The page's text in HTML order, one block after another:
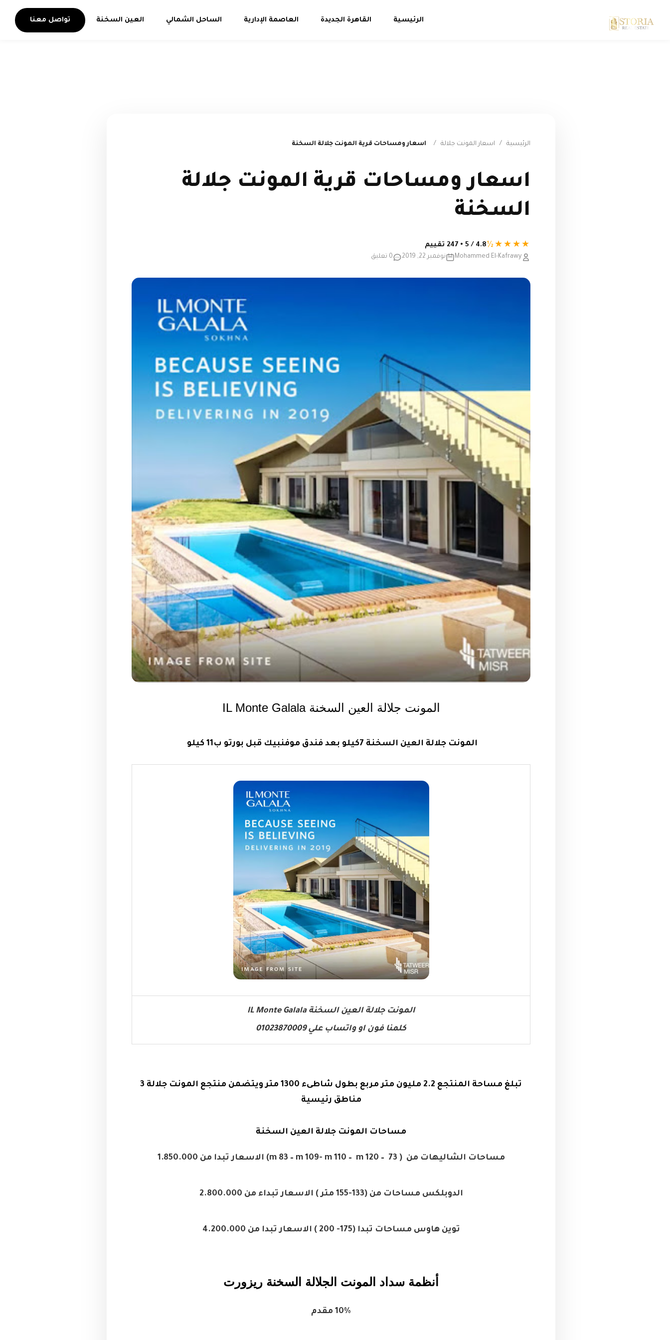
الرئيسية القاهرة الجديدة العاصمة الإدارية الساحل الشمالي العين السخنة تواصل معنا
الرئيسية / اسعار المونت جلالة / اسعار ومساحات قرية المونت جلالة السخنة
اسعار ومساحات قرية المونت جلالة
السخنة
★★★★½4.8 / 5 • 247 تقييم
Mohammed El-Kafrawy نوفمبر 22, 2019 0 تعليق
المونت جلالة العين السخنة IL Monte Galala
المونت جلالة العين السخنة 7كيلو بعد فندق موفنبيك قبل بورتو ب11 كيلو
المونت جلالة العين السخنة IL Monte Galala
كلمنا فون او واتساب علي 01023870009
تبلغ مساحة المنتجع 2.2 مليون متر مربع بطول شاطىء 1300 متر ويتضمن منتجع المونت جلالة 3
مناطق رئيسية
مساحات المونت جلالة العين السخنة
مساحات الشاليهات من ( 73 – m 83 – m 109- m 110 – m 120) الاسعار تبدا من 1.850.000
الدوبلكس مساحات من (133-155 متر ) الاسعار تبداء من 2.800.000
توين هاوس مساحات تبدا (175- 200 ) الاسعار تبدا من 4.200.000
أنظمة سداد المونت الجلالة السخنة ريزورت
10% مقدم